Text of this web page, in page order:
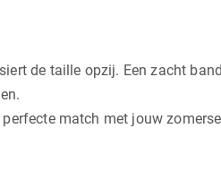
de taille opzij. Een zacht
match met jouw